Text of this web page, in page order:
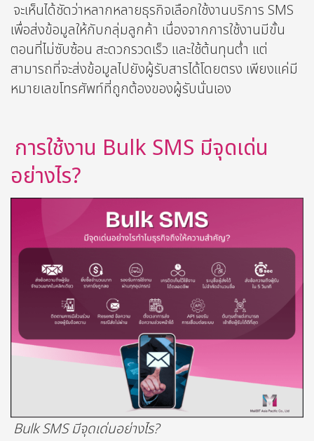
จะเห็นได้ชัดว่าหลากหลายธุรกิจเลือกใช้งานบริการ SMS
เพื่อส่งข้อมูลให้กับกลุ่มลูกค้า เนื่องจากการใช้งานมีขั้น
ตอนที่ไม่ซับซ้อน สะดวกรวดเร็ว และใช้ต้นทุนต่ำ แต่
สามารถที่จะส่งข้อมูลไปยังผู้รับสารได้โดยตรง เพียงแค่มี
หมายเลขโทรศัพท์ที่ถูกต้องของผู้รับนั่นเอง
การใช้งาน Bulk SMS มีจุดเด่น
อย่างไร?
Bulk SMS มีจุดเด่นอย่างไร?